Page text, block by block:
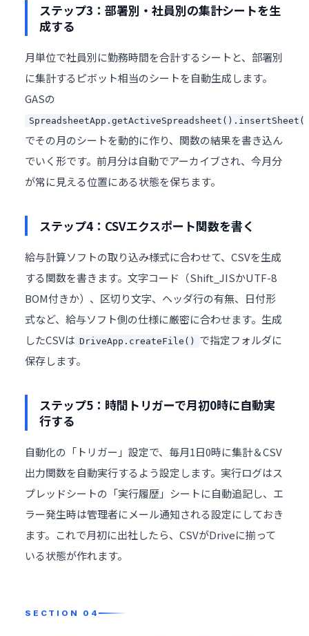
ステップ3：部署別・社員別の集計シートを生
成する
月単位で社員別に勤務時間を合計するシートと、部署別
に集計するピボット相当のシートを自動生成します。
GASの
でその月のシートを動的に作り、関数の結果を書き込ん
でいく形です。前月分は自動でアーカイブされ、今月分
が常に見える位置にある状態を保ちます。
ステップ4：CSVエクスポート関数を書く
給与計算ソフトの取り込み様式に合わせて、CSVを生成
する関数を書きます。文字コード（Shift_JISかUTF-8
BOM付きか）、区切り文字、ヘッダ行の有無、日付形
式など、給与ソフト側の仕様に厳密に合わせます。生成
したCSVは DriveApp.createFile()
で指定フォルダに
保存します。
ステップ5：時間トリガーで月初0時に自動実
行する
自動化の「トリガー」設定で、毎月1日0時に集計＆CSV
出力関数を自動実行するよう設定します。実行ログはス
プレッドシートの「実行履歴」シートに自動追記し、エ
ラー発生時は管理者にメール通知される設定にしておき
ます。これで月初に出社したら、CSVがDriveに揃って
いる状態が作れます。